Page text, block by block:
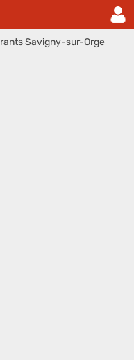
Savigny-sur-Orge